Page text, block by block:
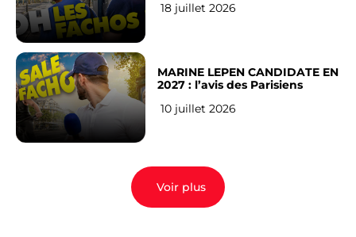
18 juillet 2026
MARINE LEPEN CANDIDATE EN
2027 : l’avis des Parisiens
10 juillet 2026
Voir plus